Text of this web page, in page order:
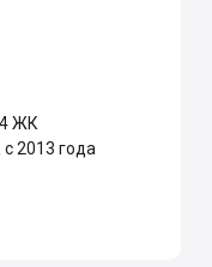
ЖК
2013 года